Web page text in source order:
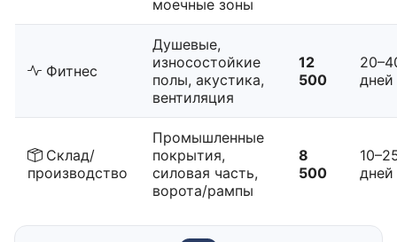
моечные зоны
Фитнес
Душевые,
износостойкие
полы, акустика,
вентиляция
12
500
дней
Склад/
производство
Промышленные
покрытия,
силовая часть,
ворота/рампы
8
500
дней